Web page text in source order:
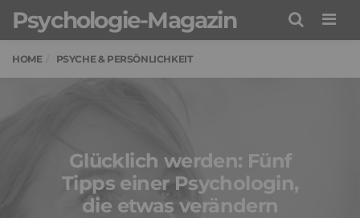
Psychologie-Magazin
HOME PSYCHE & PERSÖNLICHKEIT
Glücklich werden: Fünf
Tipps einer Psychologin,
die etwas verändern